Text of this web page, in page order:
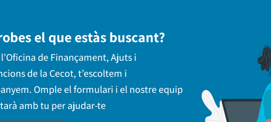
el que estàs buscant?
l’Oficina de Finançament, Ajuts i
de la Cecot, t’escoltem i
Omple el formulari i el nostre equip
amb tu per ajudar-te